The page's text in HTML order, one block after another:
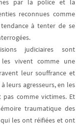
par la police et la
reconnues comme
à tenter de se
judiciaires sont
les vivent comme une
leur souffrance et
leurs agresseurs, en les
comme victimes. Et
traumatique des
qui les ont réifiées et ont